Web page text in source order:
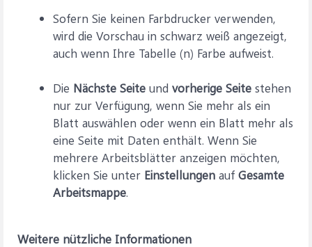
Sofern Sie keinen Farbdrucker verwenden,
wird die Vorschau in schwarz weiß angezeigt,
auch wenn Ihre Tabelle (n) Farbe aufweist.
Die Nächste Seite und vorherige Seite stehen
nur zur Verfügung, wenn Sie mehr als ein
Blatt auswählen oder wenn ein Blatt mehr als
eine Seite mit Daten enthält. Wenn Sie
mehrere Arbeitsblätter anzeigen möchten,
klicken Sie unter Einstellungen auf Gesamte
Arbeitsmappe.
Weitere nützliche Informationen